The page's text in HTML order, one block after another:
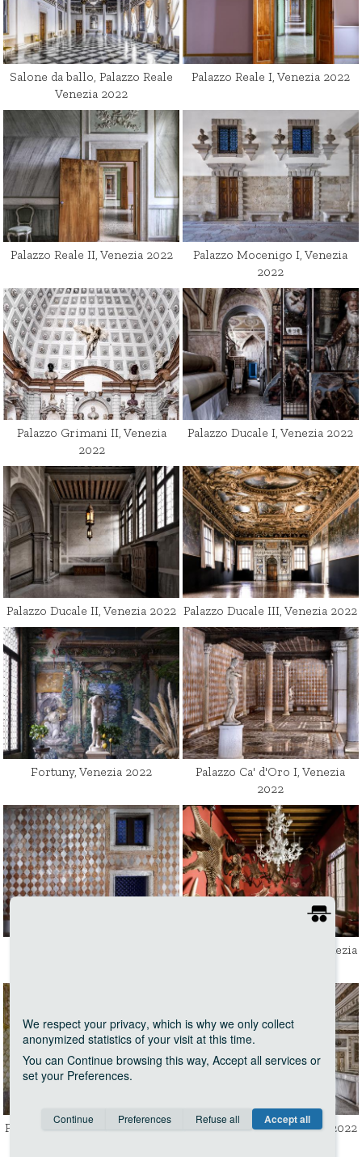
Salone da ballo, Palazzo Reale
Venezia 2022
Palazzo Reale I, Venezia 2022
Palazzo Reale II, Venezia 2022
Palazzo Mocenigo I, Venezia
2022
Palazzo Grimani II, Venezia
2022
Palazzo Ducale I, Venezia 2022
Palazzo Ducale II, Venezia 2022 Palazzo Ducale III, Venezia 2022
Fortuny, Venezia 2022
Palazzo Ca' d'Oro I, Venezia
2022
Museo Storia Naturale, Venezia
Palazzo Reale III, Venezia - 2022 Palazzo Reale IV, Venezia - 2022
We respect your privacy, which is why we only collect
anonymized statistics of your visit at this time.
You can Continue browsing this way, Accept all services or
set your Preferences.
Consent cookie learn more
Continue Preferences Refuse all Accept all
Anonymous Invisible Save